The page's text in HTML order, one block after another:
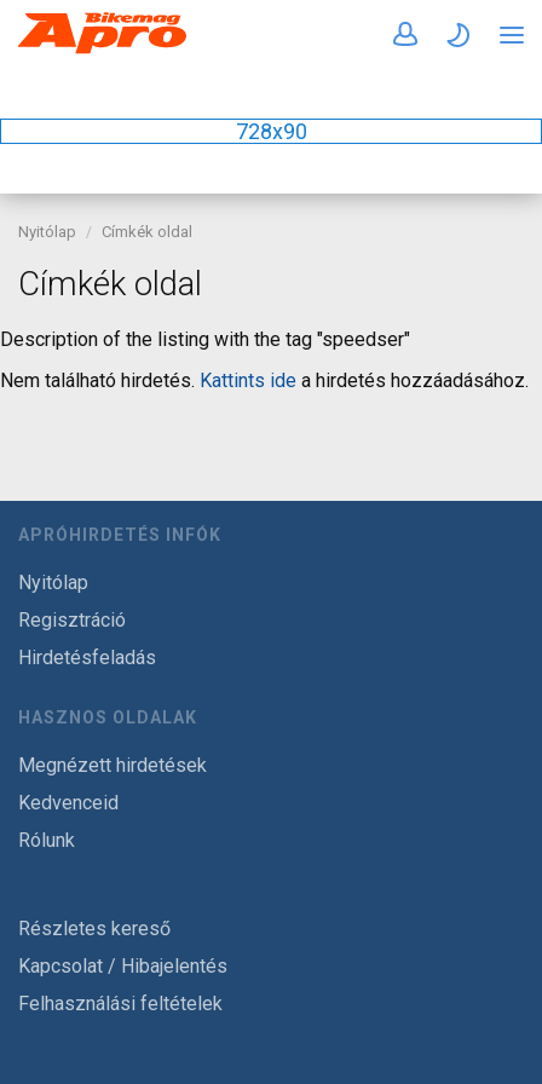
728x90
Nyitólap Címkék oldal
Címkék oldal
Description of the listing with the tag "speedser"
Nem található hirdetés. Kattints ide a hirdetés hozzáadásához.
APRÓHIRDETÉS INFÓK
Nyitólap
Regisztráció
Hirdetésfeladás
HASZNOS OLDALAK
Megnézett hirdetések
Kedvenceid
Rólunk
Részletes kereső
Kapcsolat / Hibajelentés
Felhasználási feltételek